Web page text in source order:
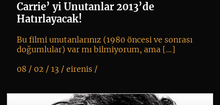
Carrie’ yi Unutanlar 2013’de
Hatırlayacak!
Bu filmi unutanlarınız (1980 öncesi ve sonrası
doğumlular) var mı bilmiyorum, ama […]
08 / 02 / 13 / eirenis /